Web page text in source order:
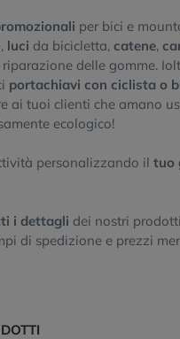
per bici e
, luci da bicicletta, catene,
riparazione delle gomme.
portachiavi con ciclista o
ai tuoi clienti che amano
ecologico!
personalizzando il tuo
i dettagli dei nostri
di spedizione e prezzi